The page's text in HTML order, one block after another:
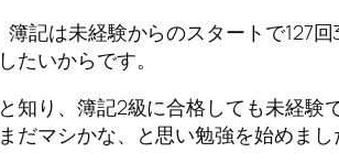
記は未経験からのスタートで127
たいからです。
知り、簿記2級に合格しても未経
マシかな、と思い勉強を始めまし